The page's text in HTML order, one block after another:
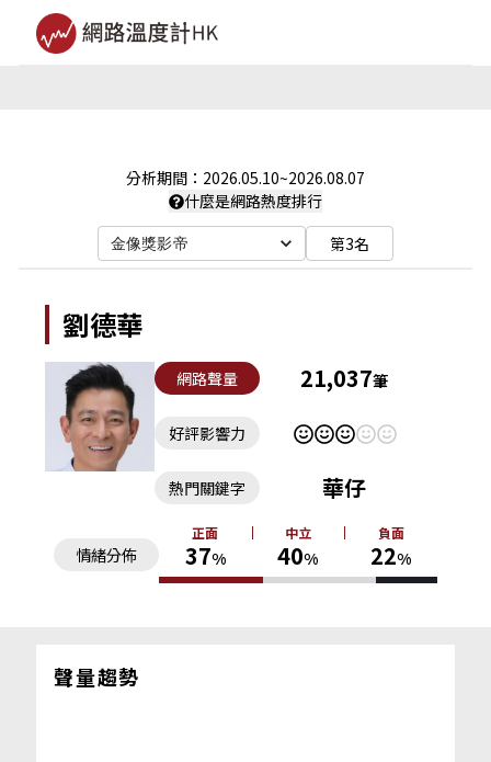
分析期間： 2026.05.10~2026.08.07
什麼是網路熱度排行
金像獎影帝 第3名
劉德華
網路聲量 21,037筆
好評影響力
情緒分佈
正面
37%
中立
40%
負面
22%
熱門關鍵字 華仔
聲量趨勢